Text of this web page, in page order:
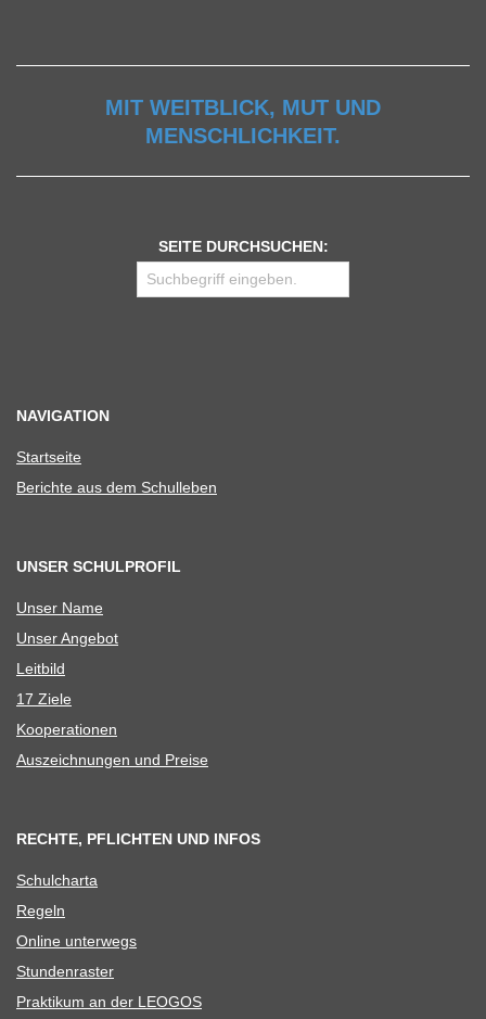
MIT WEITBLICK, MUT UND
MENSCHLICHKEIT.
SEITE DURCHSUCHEN:
NAVIGATION
Start­seite
Berichte aus dem Schulleben
UNSER SCHULPROFIL
Unser Name
Unser Ange­bot
Leit­bild
17 Ziele
Koope­ra­tio­nen
Aus­zeich­nun­gen und Preise
RECHTE, PFLICHTEN UND INFOS
Schul­charta
Regeln
Online unter­wegs
Stun­den­ras­ter
Prak­ti­kum an der LEOGOS